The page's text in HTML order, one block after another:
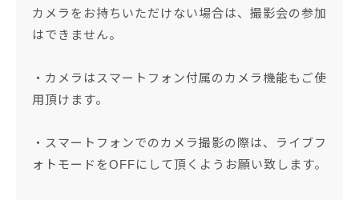
カメラをお持ちいただけない場合は、撮影会の参加
はできません。
・カメラはスマートフォン付属のカメラ機能もご使
用頂けます。
・スマートフォンでのカメラ撮影の際は、ライブフ
ォトモードをOFFにして頂くようお願い致します。